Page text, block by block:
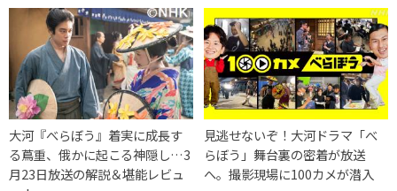
大河『べらぼう』着実に成長す
る蔦重、俄かに起こる神隠し…3
月23日放送の解説＆堪能レビュ
見逃せないぞ！大河ドラマ「べ
らぼう」舞台裏の密着が放送
へ。撮影現場に100カメが潜入